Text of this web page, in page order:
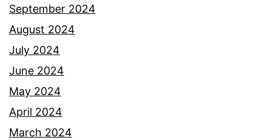
a
r
i
A
a
r
o
September 2024
August 2024
July 2024
June 2024
May 2024
April 2024
March 2024